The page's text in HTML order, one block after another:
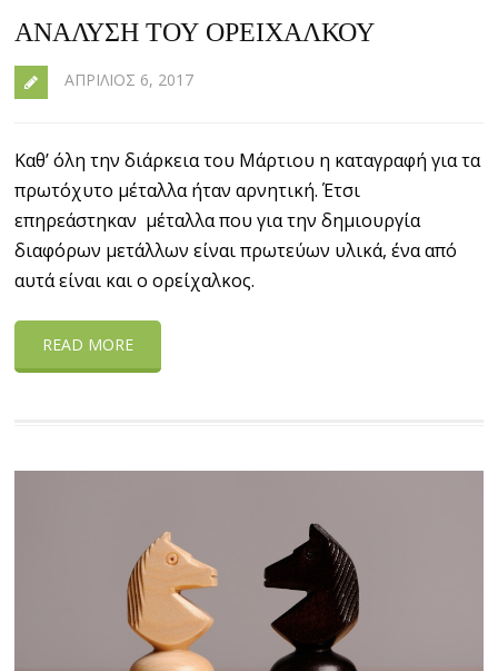
ΑΝΆΛΥΣΗ ΤΟΥ ΟΡΕΊΧΑΛΚΟΥ
ΑΠΡΊΛΙΟΣ 6, 2017
Καθ’ όλη την διάρκεια του Μάρτιου η καταγραφή για τα
πρωτόχυτο μέταλλα ήταν αρνητική. Έτσι
επηρεάστηκαν μέταλλα που για την δημιουργία
διαφόρων μετάλλων είναι πρωτεύων υλικά, ένα από
αυτά είναι και ο ορείχαλκος.
READ MORE